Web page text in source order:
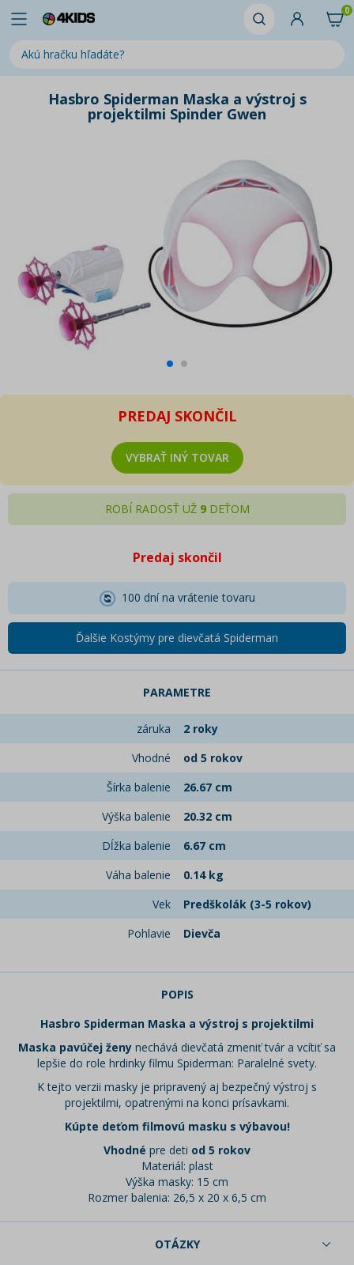
0
Hasbro Spiderman Maska a výstroj s
projektilmi Spinder Gwen
PREDAJ SKONČIL
VYBRAŤ INÝ TOVAR
ROBÍ RADOSŤ UŽ 9DEŤOM
Predaj skončil
100 dní na vrátenie tovaru
Ďalšie Kostýmy pre dievčatá Spiderman
PARAMETRE
záruka
2 roky
Vhodné
od 5 rokov
Šírka balenie
26.67 cm
Výška balenie
20.32 cm
Dĺžka balenie
6.67 cm
Váha balenie
0.14 kg
Vek
Predškolák (3-5 rokov)
Pohlavie
Dievča
POPIS
Hasbro Spiderman Maska a výstroj s projektilmi
Maska pavúčej ženy nechává dievčatá zmeniť tvár a vcítiť sa
lepšie do role hrdinky filmu Spiderman: Paralelné svety.
K tejto verzii masky je pripravený aj bezpečný výstroj s
projektilmi, opatrenými na konci prísavkami.
Kúpte deťom filmovú masku s výbavou!
Vhodné pre deti od 5 rokov
Materiál: plast
Výška masky: 15 cm
Rozmer balenia: 26,5 x 20 x 6,5 cm
OTÁZKY